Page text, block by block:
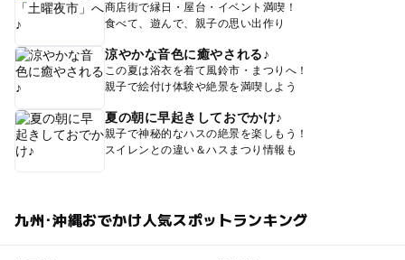
商店街で縁日・屋台・イベント満喫！
食べて、遊んで、親子の思い出作り
涼やかな音色に癒やされる♪
この夏は浴衣を着て風鈴市・まつりへ！
親子で絵付け体験や絶景を満喫しよう
夏の朝に早起きしておでかけ♪
親子で神秘的なハスの絶景を楽しもう！
スイレンとの違い＆ハスまつり情報も
九州･沖縄おでかけ人気スポットランキング